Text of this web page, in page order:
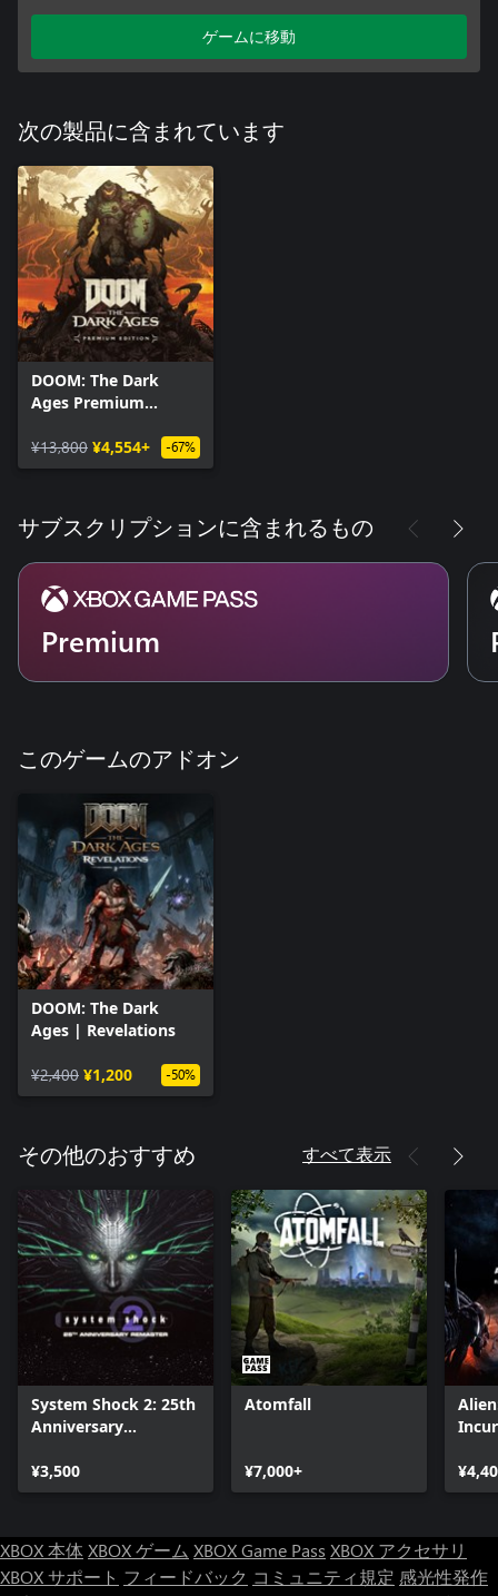
ゲームに移動
次の製品に含まれています
DOOM: The Dark
Ages Premium
¥13,800 ¥4,554+ -67%
サブスクリプションに含まれるもの
Premium
このゲームのアドオン
DOOM: The Dark
Ages | Revelations
¥2,400 ¥1,200 -50%
その他のおすすめ すべて表示
System Shock 2: 25th
Anniversary
¥3,500
Atomfall
¥7,000+
XBOX 本体XBOX ゲーム XBOX Game Pass XBOX アクセサリ
XBOX サポート フィードバック コミュニティ規定 感光性発作